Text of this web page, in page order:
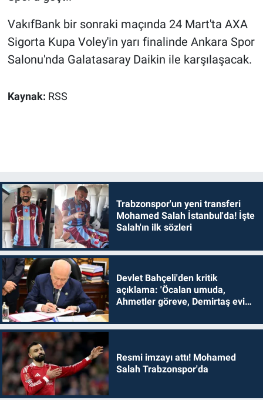
VakıfBank bir sonraki maçında 24 Mart'ta AXA
Sigorta Kupa Voley'in yarı finalinde Ankara Spor
Salonu'nda Galatasaray Daikin ile karşılaşacak.
Kaynak: RSS
Trabzonspor'un yeni transferi
Mohamed Salah İstanbul'da! İşte
Salah'ın ilk sözleri
Devlet Bahçeli'den kritik
açıklama: 'Öcalan umuda,
Ahmetler göreve, Demirtaş evine
Resmi imzayı attı! Mohamed
Salah Trabzonspor'da